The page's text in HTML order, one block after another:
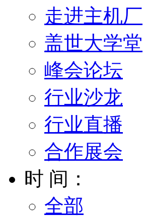
走进主机厂
盖世大学堂
峰会论坛
行业沙龙
行业直播
合作展会
时 间：
全部